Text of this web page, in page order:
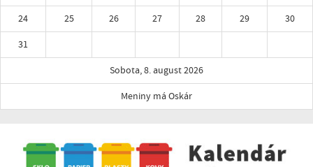
24
25 26 27 28 29
30
31
Sobota, 8. august 2026
Meniny má Oskár